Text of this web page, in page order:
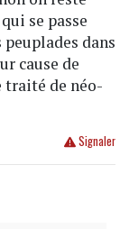
se passe
dans
cause de
de néo-
Signaler